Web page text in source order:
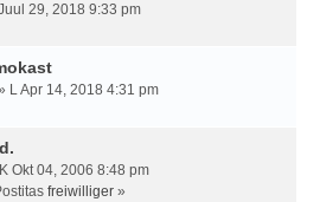
29, 2018 9:33 pm
L Apr 14, 2018 4:31 pm
Okt 04, 2006 8:48 pm
freiwilliger »